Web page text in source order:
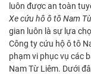
luôn được an toàn
Xe cứu hô ô tô Nam
gian luôn là sự lựa
Công ty cứu hộ ô tô
phạm vi phục vụ các
Nam Từ Liêm. Dưới